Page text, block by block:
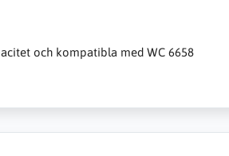
och kompatibla med WC 6658